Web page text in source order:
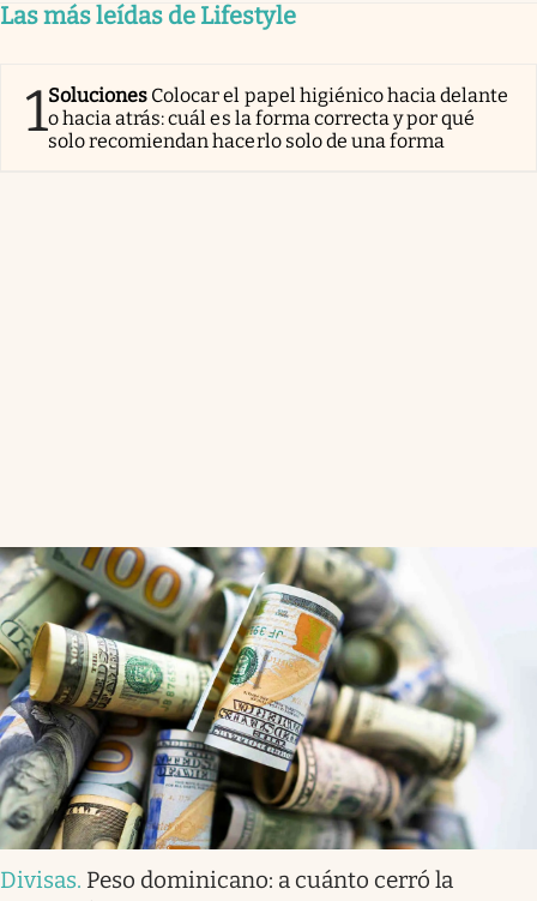
Las más leídas de Lifestyle
1Soluciones Colocar el papel higiénico hacia delante
o hacia atrás: cuál es la forma correcta y por qué
solo recomiendan hacerlo solo de una forma
Divisas. Peso dominicano: a cuánto cerró la